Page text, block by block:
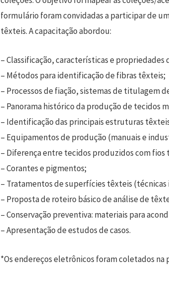
formulário foram convidadas a participar de
têxteis. A capacitação abordou:
– Classificação, características e propriedades
– Métodos para identificação de fibras têxteis;
– Processos de fiação, sistemas de titulagem
– Panorama histórico da produção de tecidos
– Identificação das principais estruturas
– Equipamentos de produção (manuais e
– Diferença entre tecidos produzidos com
– Corantes e pigmentos;
– Tratamentos de superfícies têxteis (técnicas
– Proposta de roteiro básico de análise de
– Conservação preventiva: materiais para
– Apresentação de estudos de casos.
*Os endereços eletrônicos foram coletados na